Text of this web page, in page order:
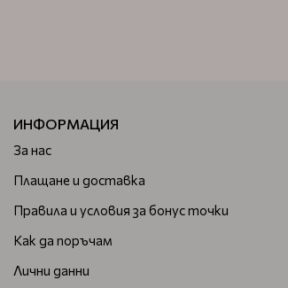
ИНФОРМАЦИЯ
За нас
Плащане и доставка
Правила и условия за бонус точки
Как да поръчам
Лични данни